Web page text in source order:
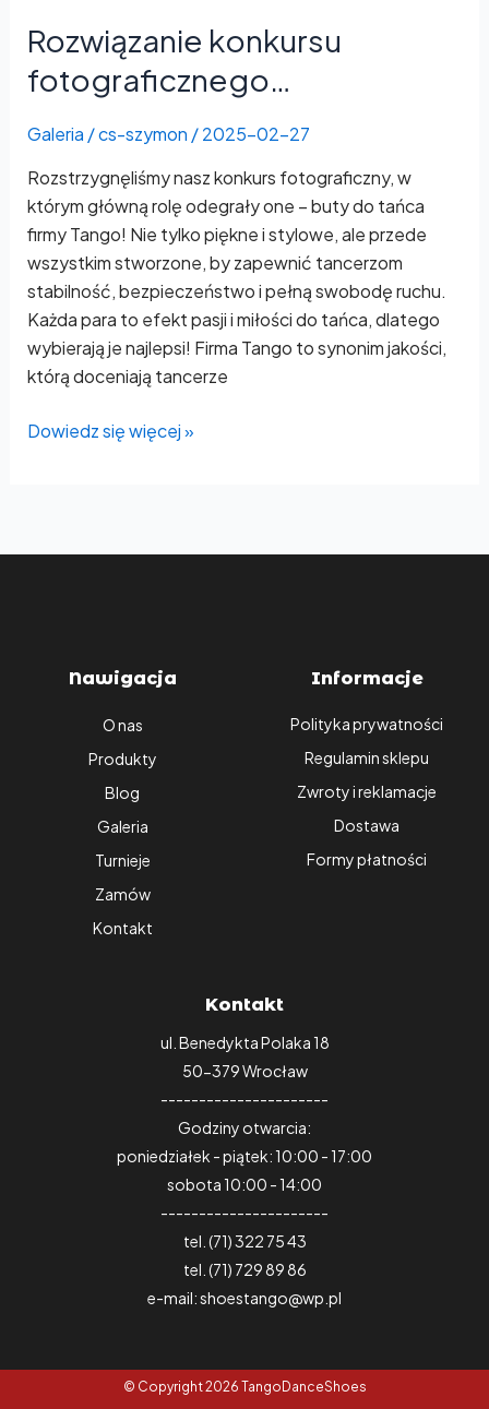
Rozwiązanie konkursu
fotograficznego…
Galeria /cs-szymon /2025-02-27
Rozstrzygnęliśmy nasz konkurs fotograficzny, w
którym główną rolę odegrały one – buty do tańca
firmy Tango! Nie tylko piękne i stylowe, ale przede
wszystkim stworzone, by zapewnić tancerzom
stabilność, bezpieczeństwo i pełną swobodę ruchu.
Każda para to efekt pasji i miłości do tańca, dlatego
wybierają je najlepsi! Firma Tango to synonim jakości,
którą doceniają tancerze
fotograficznego…
Dowiedz się więcej »
Nawigacja
O nas
Produkty
Blog
Galeria
Turnieje
Zamów
Kontakt
Informacje
Polityka prywatności
Regulamin sklepu
Zwroty i reklamacje
Dostawa
Formy płatności
Kontakt
ul. Benedykta Polaka 18
50-379 Wrocław
----------------------
Godziny otwarcia:
poniedziałek - piątek: 10:00 - 17:00
sobota 10:00 - 14:00
----------------------
tel. (71) 322 75 43
tel. (71) 729 89 86
e-mail: shoestango@wp.pl
© Copyright 2026 TangoDanceShoes